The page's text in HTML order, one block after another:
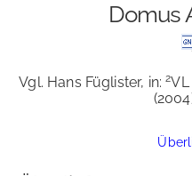
Domus
Vgl. Hans Füglister, in:2VL